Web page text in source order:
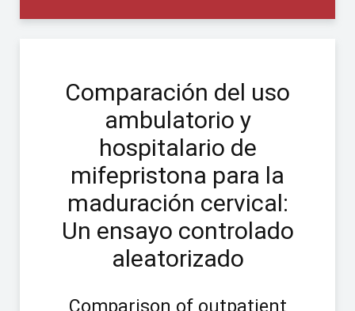
Comparación del uso
ambulatorio y
hospitalario de
mifepristona para la
maduración cervical:
Un ensayo controlado
aleatorizado
Comparison of outpatient